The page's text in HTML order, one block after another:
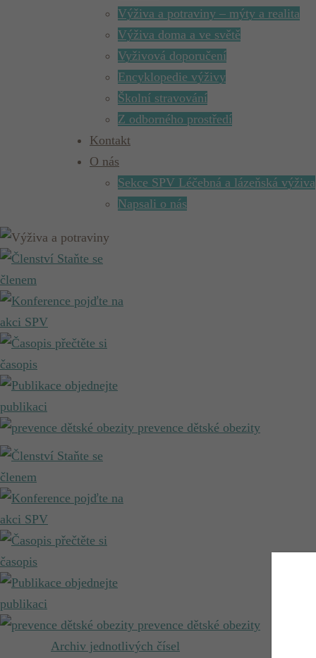
Výživa a potraviny – mýty a realita
Výživa doma a ve světě
Vyživová doporučení
Encyklopedie výživy
Školní stravování
Z odborného prostředí
Kontakt
O nás
Sekce SPV Léčebná a lázeňská výživa
Napsali o nás
Staňte se
členem
pojďte na
akci SPV
přečtěte si
časopis
objednejte
publikaci
prevence dětské obezity
Staňte se
členem
pojďte na
akci SPV
přečtěte si
časopis
objednejte
publikaci
prevence dětské obezity
Archiv jednotlivých čísel